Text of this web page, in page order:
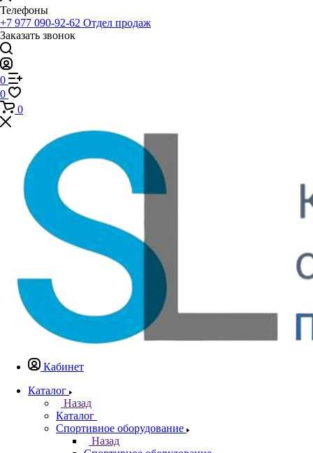
Телефоны
+7 977 090-92-62 Отдел продаж
Заказать звонок
0
0
0
Кабинет
Каталог
Назад
Каталог
Спортивное оборудование
Назад